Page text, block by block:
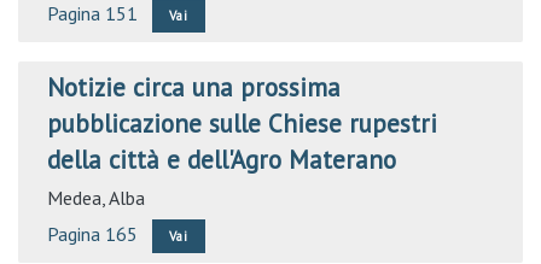
Pagina 151
Vai
Notizie circa una prossima
pubblicazione sulle Chiese rupestri
della città e dell'Agro Materano
Medea, Alba
Pagina 165
Vai